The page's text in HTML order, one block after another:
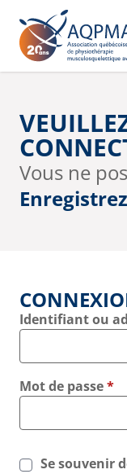
Vous ne
Identifiant ou
Mot de passe*
Se souvenir